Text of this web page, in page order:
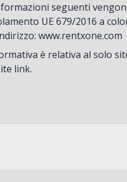
seguenti
UE 679/2016 a
www.rentxone.com
è relativa al solo
link.